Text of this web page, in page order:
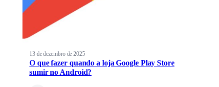
13 de dezembro de 2025
O que fazer quando a loja Google Play Store
sumir no Android?